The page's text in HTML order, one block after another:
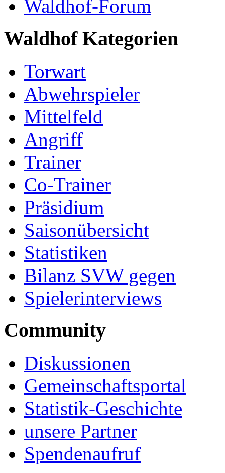
Waldhof-Forum
Waldhof Kategorien
Torwart
Abwehrspieler
Mittelfeld
Angriff
Trainer
Co-Trainer
Präsidium
Saisonübersicht
Statistiken
Bilanz SVW gegen
Spielerinterviews
Community
Diskussionen
Gemeinschaftsportal
Statistik-Geschichte
unsere Partner
Spendenaufruf